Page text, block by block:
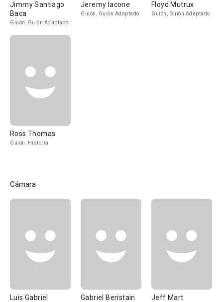
Jimmy Santiago
Baca
Guión, Guión Adaptado
Jeremy Iacone
Guión, Guión Adaptado
Floyd Mutrux
Guión, Guión Adaptado
Ross Thomas
Guión, Historia
Cámara
Luis Gabriel
Gabriel Beristain Jeff Mart